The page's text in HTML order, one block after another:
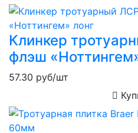
Клинкер
флэш
57.30 руб/шт